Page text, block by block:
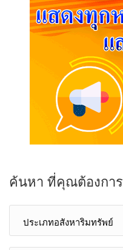
ค้นหา ที่คุณต้องการ